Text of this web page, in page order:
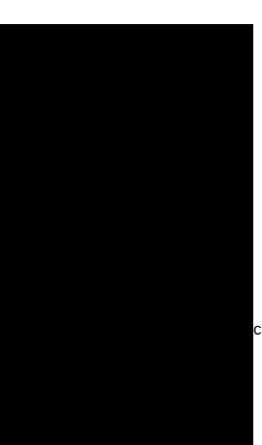
doświadczenie i współczesne